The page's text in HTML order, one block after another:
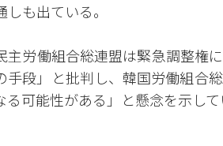
しも出ている。
主労働組合総連盟は緊急調整権
手段」と批判し、韓国労働組合
る可能性がある」と懸念を示して